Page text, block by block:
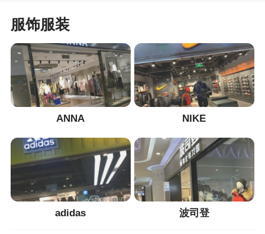
服饰服装
ANNA NIKE
adidas 波司登